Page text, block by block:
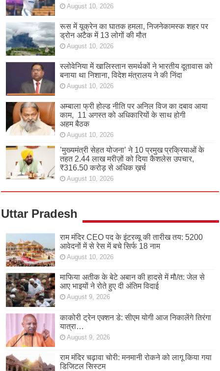
August 10, 2026
रूस में यूक्रेन का घातक हमला, निजनेकामस्क शहर पर
ड्रोन अटैक में 13 लोगों की मौत
August 10, 2026
स्लोवेनिया में खालिस्तान समर्थकों ने भारतीय दूतावास को
बनाया था निशाना, विदेश मंत्रालय ने की निंदा
August 10, 2026
अम्बाला फ्री होल्ड नीति पर अनिल विज का दबाव आया
काम, 11 अगस्त को अधिकारियों के साथ होगी
अहम बैठक
August 10, 2026
’मुख्यमंत्री सेहत योजना’ ने 10 प्रमुख प्रक्रियाओं के
तहत 2.44 लाख मरीज़ों को दिया कैशलेस उपचार,
₹316.50 करोड़ से अधिक ख़र्च
August 10, 2026
Uttar Pradesh
राम मंदिर CEO पद के इंटरव्यू की तारीख तय: 5200
आवेदनों में से रेस में बचे सिर्फ 18 नाम
August 10, 2026
माफिया अतीक के बेटे अबान की हादसे में मौ/त: जेल से
आए भाइयों ने रोते हुए दी अंतिम विदाई
August 9, 2026
काकोरी ट्रेन एक्शन डे: सीएम योगी आज निकालेंगे तिरंगा
यात्रा…
August 9, 2026
राम मंदिर चढ़ावा चोरी: मनमानी रोकने को लागू किया गया
डिजिटल सिस्टम